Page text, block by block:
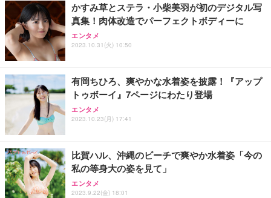
かすみ草とステラ・小柴美羽が初のデジタル写
真集！肉体改造でパーフェクトボディーに
エンタメ
2023.10.31(火) 10:50
有岡ちひろ、爽やかな水着姿を披露！『アップ
トゥボーイ』7ページにわたり登場
エンタメ
2023.10.23(月) 17:41
比賀ハル、沖縄のビーチで爽やか水着姿「今の
私の等身大の姿を見て」
エンタメ
2023.9.22(金) 18:01